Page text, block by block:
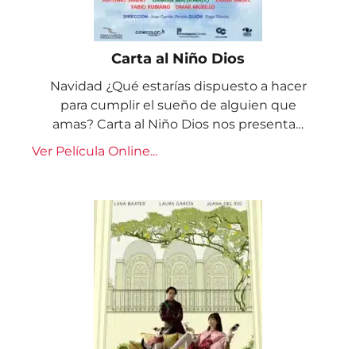
Carta al Niño Dios
Navidad ¿Qué estarías dispuesto a hacer
para cumplir el sueño de alguien que
amas? Carta al Niño Dios nos presenta…
Ver Película Online...